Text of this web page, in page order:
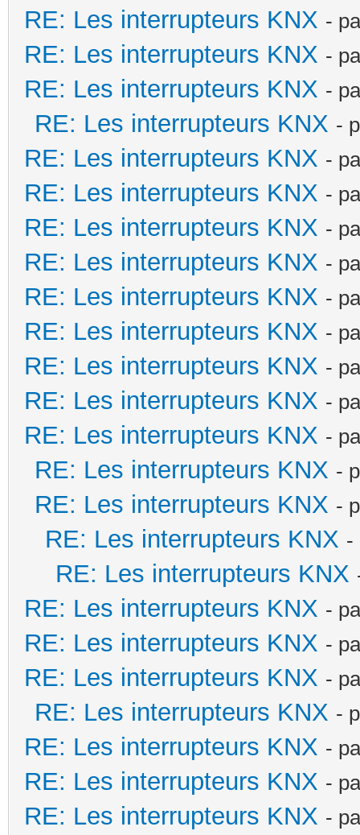
RE: Les interrupteurs KNX -
RE: Les interrupteurs KNX -
RE: Les interrupteurs KNX -
RE: Les interrupteurs KNX -
RE: Les interrupteurs KNX -
RE: Les interrupteurs KNX -
RE: Les interrupteurs KNX -
RE: Les interrupteurs KNX -
RE: Les interrupteurs KNX -
RE: Les interrupteurs KNX -
RE: Les interrupteurs KNX -
RE: Les interrupteurs KNX -
RE: Les interrupteurs KNX -
RE: Les interrupteurs KNX -
RE: Les interrupteurs KNX -
RE: Les interrupteurs KNX -
RE: Les interrupteurs KNX
RE: Les interrupteurs KNX -
RE: Les interrupteurs KNX -
RE: Les interrupteurs KNX -
RE: Les interrupteurs KNX -
RE: Les interrupteurs KNX -
RE: Les interrupteurs KNX -
RE: Les interrupteurs KNX -